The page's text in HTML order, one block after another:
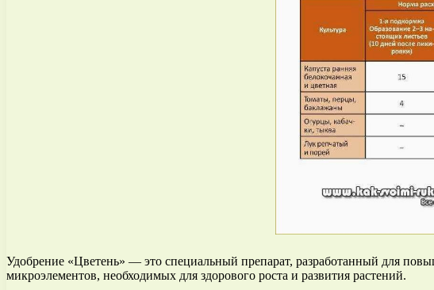
Удобрение «Цветень» — это специальный препарат, разработанный для
микроэлементов, необходимых для здорового роста и развития растений.